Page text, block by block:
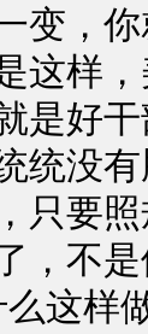
，你
这样
是好
统没
只要
，不
这样